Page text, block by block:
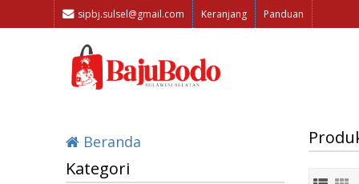
sipbj.sulsel@gmail.com Keranjang Panduan
Beranda
Kategori